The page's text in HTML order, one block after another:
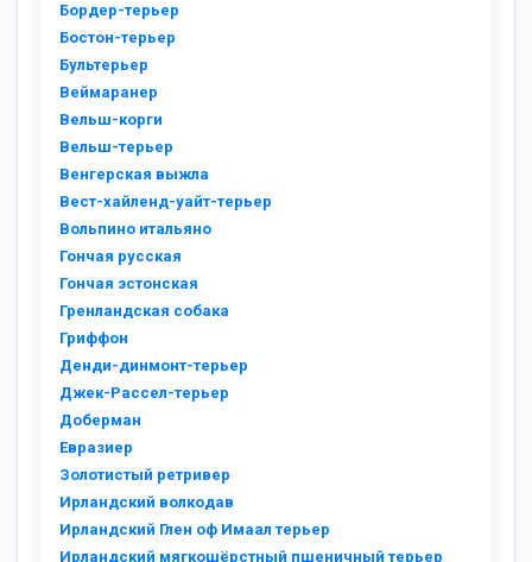
Бордер-терьер
Бостон-терьер
Бультерьер
Веймаранер
Вельш-корги
Вельш-терьер
Венгерская выжла
Вест-хайленд-уайт-терьер
Вольпино итальяно
Гончая русская
Гончая эстонская
Гренландская собака
Гриффон
Денди-динмонт-терьер
Джек-Рассел-терьер
Доберман
Евразиер
Золотистый ретривер
Ирландский волкодав
Ирландский Глен оф Имаал терьер
Ирландский мягкошёрстный пшеничный терьер